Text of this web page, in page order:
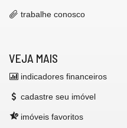
trabalhe conosco
VEJA MAIS
indicadores financeiros
cadastre seu imóvel
imóveis favoritos